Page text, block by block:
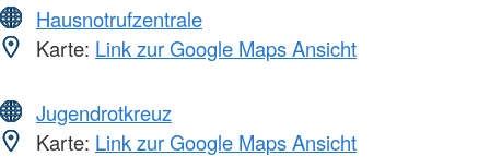
Hausnotrufzentrale
Karte: Link zur Google Maps Ansicht
Jugendrotkreuz
Karte: Link zur Google Maps Ansicht